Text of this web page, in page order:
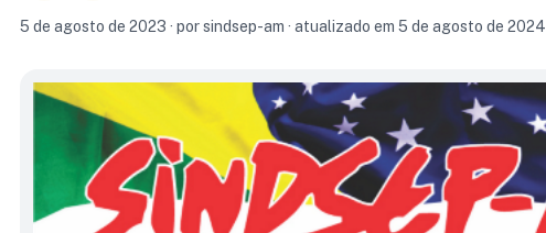
5 de agosto de 2023 · por sindsep-am · atualizado em 5 de agosto de 2024